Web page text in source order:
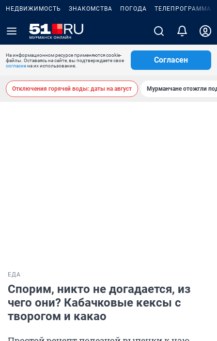
НЕДВИЖИМОСТЬ ЗНАКОМСТВА ПОГОДА ТЕЛЕПРОГРАММА
На информационном ресурсе применяются cookie-
файлы. Оставаясь на сайте, вы подтверждаете свое
согласиена их использование.
Согласен
Отключения горячей воды: даты на август Мурманчане отожгли
ЕДА
Спорим, никто не догадается, из
чего они? Кабачковые кексы с
творогом и какао